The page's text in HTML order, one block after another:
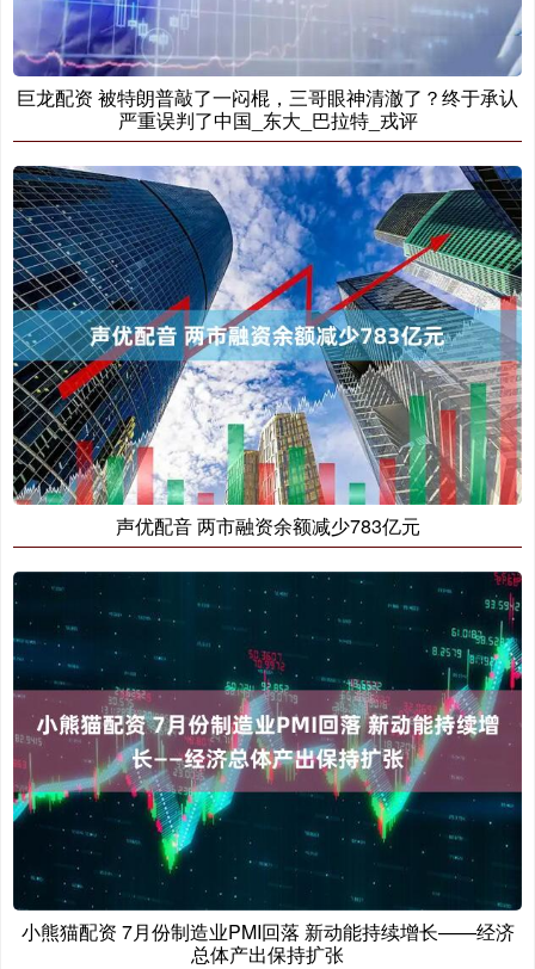
巨龙配资 被特朗普敲了一闷棍，三哥眼神清澈了？终于承认
严重误判了中国_东大_巴拉特_戎评
声优配音 两市融资余额减少783亿元
小熊猫配资 7月份制造业PMI回落 新动能持续增长——经济
总体产出保持扩张